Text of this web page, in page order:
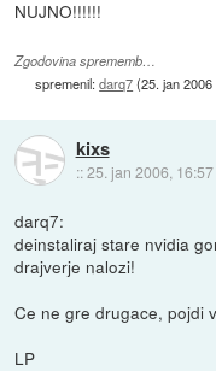
NUJNO!!!!!!
Zgodovina sprememb…
spremenil:darq7(25. jan
kixs
::25. jan 2006, 16:57
darq7:
deinstaliraj stare nvidia
drajverje nalozi!
Ce ne gre drugace, pojdi
LP